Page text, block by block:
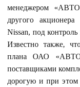
менеджером
другого
Nissan, под контроль
Известно также,
плана ОАО
поставщиками
дорогую и при этом